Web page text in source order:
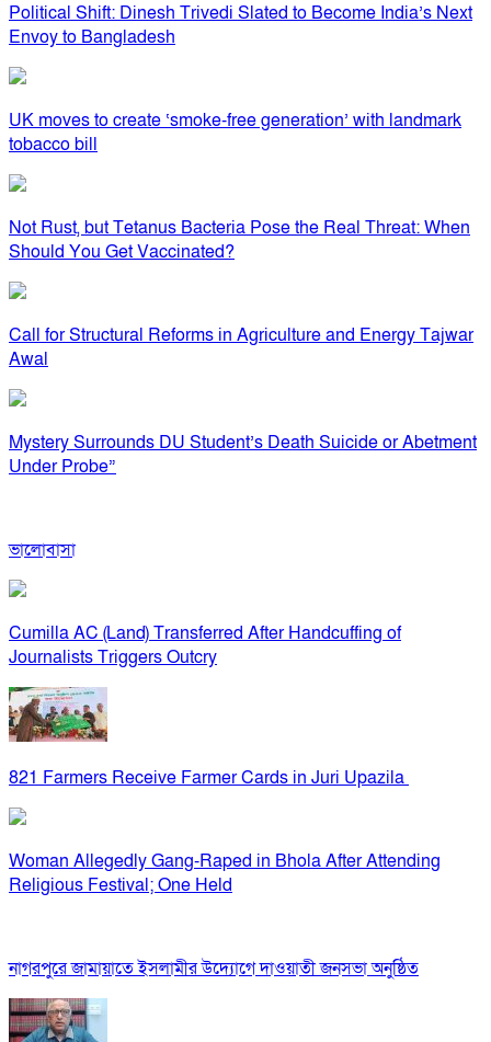
Political Shift: Dinesh Trivedi Slated to Become India’s Next
Envoy to Bangladesh
UK moves to create ‘smoke-free generation’ with landmark
tobacco bill
Not Rust, but Tetanus Bacteria Pose the Real Threat: When
Should You Get Vaccinated?
Call for Structural Reforms in Agriculture and Energy Tajwar
Awal
Mystery Surrounds DU Student’s Death Suicide or Abetment
Under Probe”
ভালোবাসা
Cumilla AC (Land) Transferred After Handcuffing of
Journalists Triggers Outcry
821 Farmers Receive Farmer Cards in Juri Upazila
Woman Allegedly Gang-Raped in Bhola After Attending
Religious Festival; One Held
নাগরপুরে জামায়াতে ইসলামীর উদ্যোগে দাওয়াতী জনসভা অনুষ্ঠিত